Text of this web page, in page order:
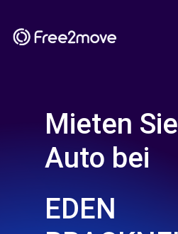
Mieten
Auto bei
EDEN